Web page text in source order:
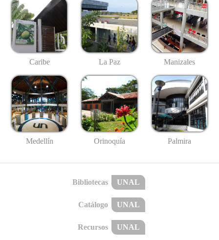
Caribe La Paz Manizales
Medellín Orinoquía Palmira
Bibliotecas UNAL
Catálogo UNAL
Recursos UNAL